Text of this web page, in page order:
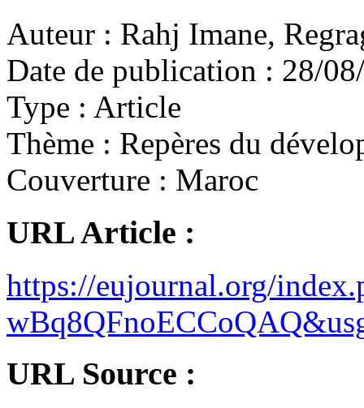
Auteur : Rahj Imane,
Date de publication : 28/
Type : Article
Thème : Repères du
Couverture : Maroc
URL Article :
https://eujournal.org/
URL Source :